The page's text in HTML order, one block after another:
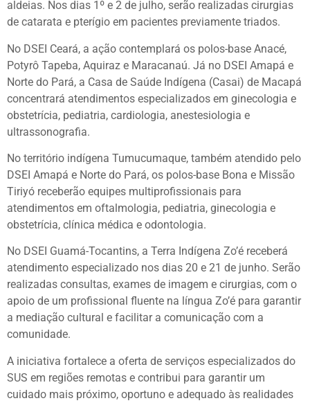
aldeias. Nos dias 1º e 2 de julho, serão realizadas cirurgias
de catarata e pterígio em pacientes previamente triados.
No DSEI Ceará, a ação contemplará os polos-base Anacé,
Potyrô Tapeba, Aquiraz e Maracanaú. Já no DSEI Amapá e
Norte do Pará, a Casa de Saúde Indígena (Casai) de Macapá
concentrará atendimentos especializados em ginecologia e
obstetrícia, pediatria, cardiologia, anestesiologia e
ultrassonografia.
No território indígena Tumucumaque, também atendido pelo
DSEI Amapá e Norte do Pará, os polos-base Bona e Missão
Tiriyó receberão equipes multiprofissionais para
atendimentos em oftalmologia, pediatria, ginecologia e
obstetrícia, clínica médica e odontologia.
No DSEI Guamá-Tocantins, a Terra Indígena Zo’é receberá
atendimento especializado nos dias 20 e 21 de junho. Serão
realizadas consultas, exames de imagem e cirurgias, com o
apoio de um profissional fluente na língua Zo’é para garantir
a mediação cultural e facilitar a comunicação com a
comunidade.
A iniciativa fortalece a oferta de serviços especializados do
SUS em regiões remotas e contribui para garantir um
cuidado mais próximo, oportuno e adequado às realidades